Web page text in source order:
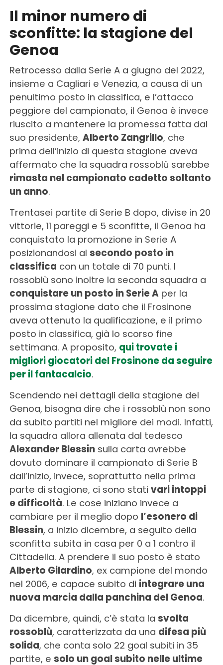
Il minor numero di
sconfitte: la stagione del
Genoa
Retrocesso dalla Serie A a giugno del 2022,
insieme a Cagliari e Venezia, a causa di un
penultimo posto in classifica, e l’attacco
peggiore del campionato, il Genoa è invece
riuscito a mantenere la promessa fatta dal
suo presidente, Alberto Zangrillo, che
prima dell’inizio di questa stagione aveva
affermato che la squadra rossoblù sarebbe
rimasta nel campionato cadetto soltanto
un anno.
Trentasei partite di Serie B dopo, divise in 20
vittorie, 11 pareggi e 5 sconfitte, il Genoa ha
conquistato la promozione in Serie A
posizionandosi al secondo posto in
classifica con un totale di 70 punti. I
rossoblù sono inoltre la seconda squadra a
conquistare un posto in Serie A per la
prossima stagione dato che il Frosinone
aveva ottenuto la qualificazione, e il primo
posto in classifica, già lo scorso fine
settimana. A proposito, qui trovate i
migliori giocatori del Frosinone da seguire
per il fantacalcio.
Scendendo nei dettagli della stagione del
Genoa, bisogna dire che i rossoblù non sono
da subito partiti nel migliore dei modi. Infatti,
la squadra allora allenata dal tedesco
Alexander Blessinsulla carta avrebbe
dovuto dominare il campionato di Serie B
dall’inizio, invece, soprattutto nella prima
parte di stagione, ci sono stati vari intoppi
e difficoltà. Le cose iniziano invece a
cambiare per il meglio dopo l’esonero di
Blessin, a inizio dicembre, a seguito della
sconfitta subita in casa per 0 a 1 contro il
Cittadella. A prendere il suo posto è stato
Alberto Gilardino, ex campione del mondo
nel 2006, e capace subito di integrare una
nuova marcia dalla panchina del Genoa.
Da dicembre, quindi, c’è stata la svolta
rossoblù, caratterizzata da una difesa più
solida, che conta solo 22 goal subiti in 35
partite, e solo un goal subito nelle ultime